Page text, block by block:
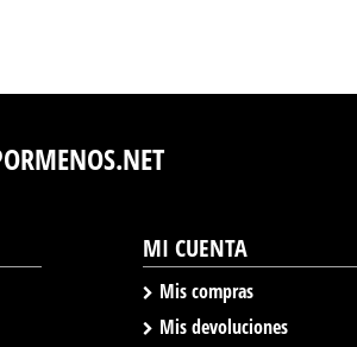
MI CUENTA
Mis compras
Mis devoluciones